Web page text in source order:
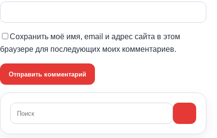
Сохранить моё имя, email и адрес сайта в этом
браузере для последующих моих комментариев.